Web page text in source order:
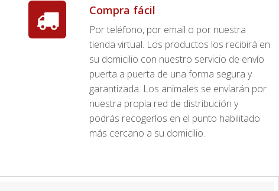
Compra fácil
Por teléfono, por email o por nuestra
tienda virtual. Los productos los recibirá en
su domicilio con nuestro servicio de envío
puerta a puerta de una forma segura y
garantizada. Los animales se enviarán por
nuestra propia red de distribución y
podrás recogerlos en el punto habilitado
más cercano a su domicilio.